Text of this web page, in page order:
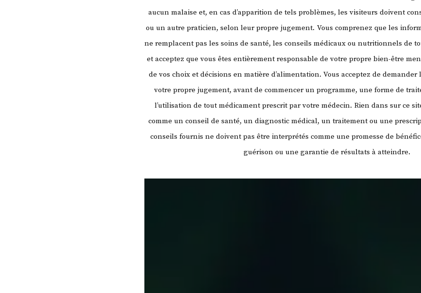
aucun malaise et, en cas d’apparition de tels problèmes, les visiteurs doivent
ou un autre praticien, selon leur propre jugement. Vous comprenez que les
ne remplacent pas les soins de santé, les conseils médicaux ou nutritionnels de
et acceptez que vous êtes entièrement responsable de votre propre bien-être
de vos choix et décisions en matière d’alimentation. Vous acceptez de demander
votre propre jugement, avant de commencer un programme, une forme de
l’utilisation de tout médicament prescrit par votre médecin. Rien dans sur ce
comme un conseil de santé, un diagnostic médical, un traitement ou une
conseils fournis ne doivent pas être interprétés comme une promesse de
guérison ou une garantie de résultats à atteindre.